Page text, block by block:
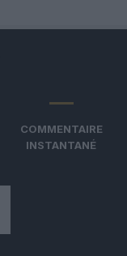
COMMENTAIRE
INSTANTANÉ